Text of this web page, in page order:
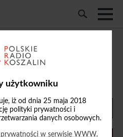
użytkowniku
iż od dnia 25 maja 2018
polityki prywatności i
danych osobowych.
prywatności w serwisie WWW.
„Nie ma duchów
z Wielkim
Jakubik